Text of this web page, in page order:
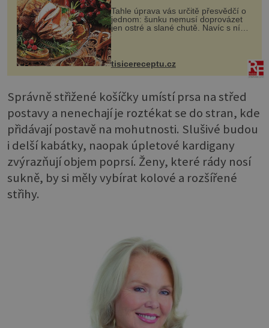
Tahle úprava vás určitě přesvědčí o
jednom: šunku nemusí doprovázet
jen ostré a slané chutě. Navíc s ní
nakrmíte poměrně hodně hladových
krků. Ingredience sádlo 3 kg šunky
vcelku 3 stroužky česneku hl...
tisicereceptu.cz
Správně střižené košíčky umístí prsa na střed
postavy a nenechají je roztékat se do stran, kde
přidávají postavě na mohutnosti. Slušivé budou
i delší kabátky, naopak úpletové kardigany
zvýrazňují objem poprsí. Ženy, které rády nosí
sukně, by si měly vybírat kolové a rozšířené
střihy.